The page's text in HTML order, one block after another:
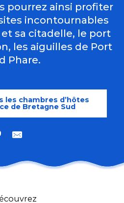
pourrez ainsi profiter
incontournables
et sa citadelle, le port
les aiguilles de Port
Phare.
les chambres d’hôtes
de Bretagne Sud